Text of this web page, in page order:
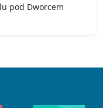
pod Dworcem